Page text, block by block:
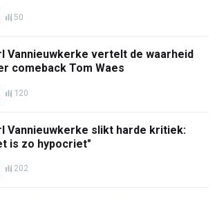
50
Vannieuwkerke vertelt de waarheid
comeback Tom Waes
120
Vannieuwkerke slikt harde kritiek:
is zo hypocriet"
202